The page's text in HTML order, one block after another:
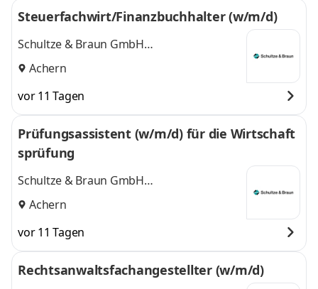
Steuerfachwirt/Finanzbuchhalter (w/m/d)
Schultze & Braun GmbH
Steuerberatungsgesellschaft
Achern
vor 11 Tagen
Prüfungsassistent (w/m/d) für die Wirtschaft
sprüfung
Schultze & Braun GmbH
Steuerberatungsgesellschaft
Achern
vor 11 Tagen
Rechtsanwaltsfachangestellter (w/m/d)